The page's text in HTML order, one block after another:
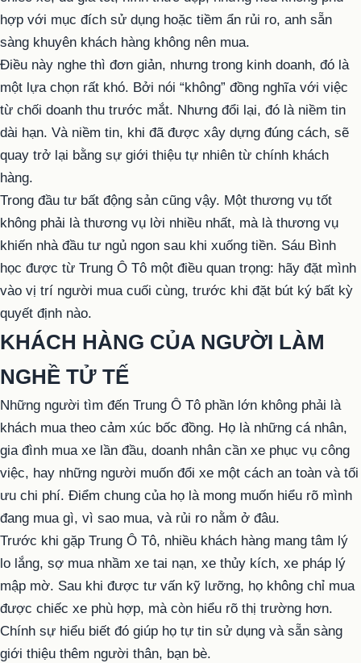
hợp với mục đích sử dụng hoặc tiềm ẩn rủi ro, anh sẵn
sàng khuyên khách hàng không nên mua.
Điều này nghe thì đơn giản, nhưng trong kinh doanh, đó là
một lựa chọn rất khó. Bởi nói “không” đồng nghĩa với việc
từ chối doanh thu trước mắt. Nhưng đổi lại, đó là niềm tin
dài hạn. Và niềm tin, khi đã được xây dựng đúng cách, sẽ
quay trở lại bằng sự giới thiệu tự nhiên từ chính khách
hàng.
Trong đầu tư bất động sản cũng vậy. Một thương vụ tốt
không phải là thương vụ lời nhiều nhất, mà là thương vụ
khiến nhà đầu tư ngủ ngon sau khi xuống tiền. Sáu Bình
học được từ Trung Ô Tô một điều quan trọng: hãy đặt mình
vào vị trí người mua cuối cùng, trước khi đặt bút ký bất kỳ
quyết định nào.
KHÁCH HÀNG CỦA NGƯỜI LÀM
NGHỀ TỬ TẾ
Những người tìm đến Trung Ô Tô phần lớn không phải là
khách mua theo cảm xúc bốc đồng. Họ là những cá nhân,
gia đình mua xe lần đầu, doanh nhân cần xe phục vụ công
việc, hay những người muốn đổi xe một cách an toàn và tối
ưu chi phí. Điểm chung của họ là mong muốn hiểu rõ mình
đang mua gì, vì sao mua, và rủi ro nằm ở đâu.
Trước khi gặp Trung Ô Tô, nhiều khách hàng mang tâm lý
lo lắng, sợ mua nhầm xe tai nạn, xe thủy kích, xe pháp lý
mập mờ. Sau khi được tư vấn kỹ lưỡng, họ không chỉ mua
được chiếc xe phù hợp, mà còn hiểu rõ thị trường hơn.
Chính sự hiểu biết đó giúp họ tự tin sử dụng và sẵn sàng
giới thiệu thêm người thân, bạn bè.